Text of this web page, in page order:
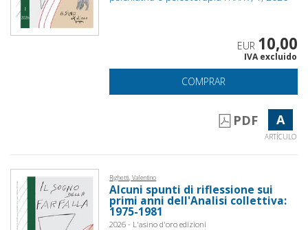
EUR 10,00
IVA excluido
COMPRAR
PDF A
ARTÍCULO
Righetti, Valentino
Alcuni spunti di riflessione sui
primi anni dell'Analisi collettiva:
1975-1981
2026 - L'asino d'oro edizioni